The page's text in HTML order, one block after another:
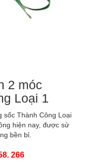
2 móc
Loại 1
sốc Thành Công Loại
hiện nay, được sử
bền bỉ.
266